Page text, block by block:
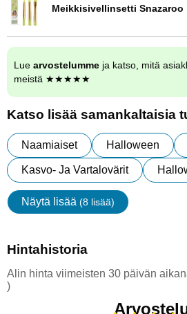
Meikkisivellinsetti Snazaroo
Tuote.nro 13517
Lue arvostelumme ja katso, mitä
meistä ★★★★★
Katso lisää samankaltaisia
Naamiaiset Halloween
Kasvo- Ja Vartalovärit
Näytä lisää (8 lisää)
ominaisuudet
Hintahistoria
Alin hinta viimeisten 30 päivän
)